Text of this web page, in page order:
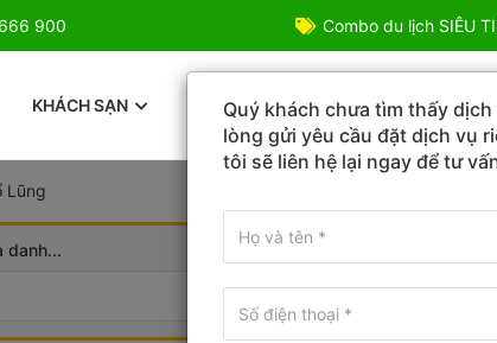
900
Giá Cực Sốc Combo du lịch SIÊU
KHÁCH SẠN TOUR DU LỊCH COMBO ƯU ĐÃI
Lũng
danh...
Quý khách chưa tìm thấy dịch
lòng gửi yêu cầu đặt dịch vụ
tôi sẽ liên hệ lại ngay để tư